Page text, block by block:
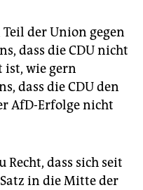
der Union gegen
dass die CDU nicht
ist, wie gern
dass die CDU den
AfD-Erfolge nicht
dass sich seit
in die Mitte der